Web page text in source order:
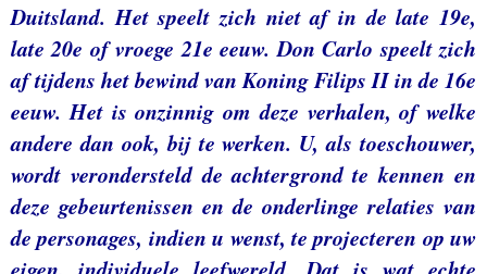
Duitsland. Het speelt zich niet af in de late 19e,
late 20e of vroege 21e eeuw. Don Carlo speelt zich
af tijdens het bewind van Koning Filips II in de 16e
eeuw. Het is onzinnig om deze verhalen, of welke
andere dan ook, bij te werken. U, als toeschouwer,
wordt verondersteld de achtergrond te kennen en
deze gebeurtenissen en de onderlinge relaties van
de personages, indien u wenst, te projecteren op uw